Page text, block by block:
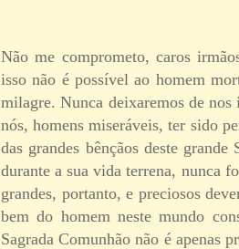
Não me comprometo, caros
isso não é possível ao homem
milagre. Nunca deixaremos de
nós, homens miseráveis, ter sido
das grandes bênçãos deste
durante a sua vida terrena, nunca
grandes, portanto, e preciosos
bem do homem neste mundo
Sagrada Comunhão não é apenas